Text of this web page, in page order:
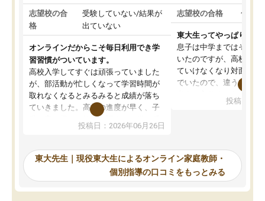
志望校の合
格
受験していない/結果が
出ていない
オンラインだからこそ毎日利用でき学
習習慣がついています。
高校入学してすぐは頑張っていました
が、部活動が忙しくなって学習時間が
取れなくなるとみるみると成績が落ち
ていきました。高校の進度が早く、子
供も家に帰って勉強の話すると嫌な反
応を示します。東大先生にお願いして
れるので、親としても安心です。毎日
使える自習室とかもあり、わからない
ところがあれば先生が回答してくれる
のも重宝しています。
投稿日：2026年06月26日
志望校の合格 合格
東大生ってやっぱりすご
息子は中学まではそこそ
いたのですが、高校に入
ていけなくなり対面の塾
でいたので、違うアプロ
で、当初は模試でD判定
自習室が毎日使えていつ
るのが心強かったよう
謝です。
投稿日：
東大先生｜現役東大生によるオンライン家庭教師・
個別指導の口コミをもっとみる